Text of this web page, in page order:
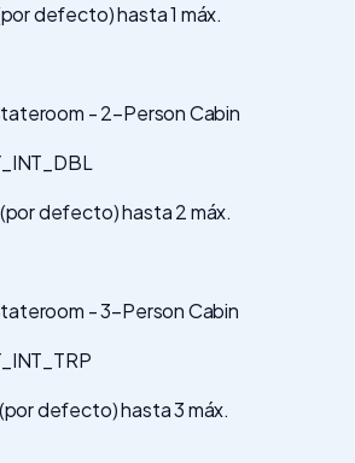
defecto) hasta 1 máx.
- 2-Person Cabin
defecto) hasta 2 máx.
- 3-Person Cabin
defecto) hasta 3 máx.